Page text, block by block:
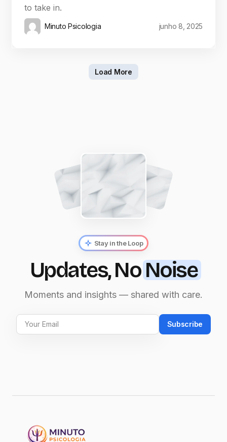
to take in.
Minuto Psicologia junho 8, 2025
Load More
Stay in the Loop
Updates, NoNoise
Moments and insights — shared with care.
Subscribe